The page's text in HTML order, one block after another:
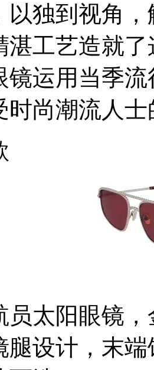
以独到视角
湛工艺造就
镜运用当季
时尚潮流人
员太阳眼镜
腿设计，末